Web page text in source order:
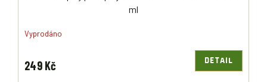
ml
Vyprodáno
249 Kč DETAIL